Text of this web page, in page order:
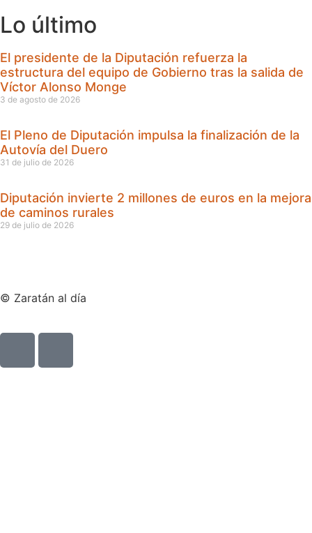
Lo último
El presidente de la Diputación refuerza la
estructura del equipo de Gobierno tras la salida de
Víctor Alonso Monge
3 de agosto de 2026
El Pleno de Diputación impulsa la finalización de la
Autovía del Duero
31 de julio de 2026
Diputación invierte 2 millones de euros en la mejora
de caminos rurales
29 de julio de 2026
© Zaratán al día